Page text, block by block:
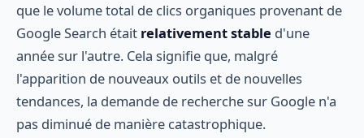
que le volume total de clics organiques provenant de
Google Search était relativement stable d'une
année sur l'autre. Cela signifie que, malgré
l'apparition de nouveaux outils et de nouvelles
tendances, la demande de recherche sur Google n'a
pas diminué de manière catastrophique.